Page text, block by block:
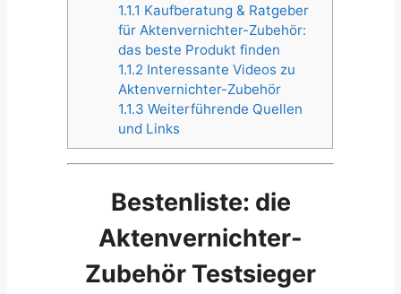
1.1.1 Kaufberatung & Ratgeber
für Aktenvernichter-Zubehör:
das beste Produkt finden
1.1.2 Interessante Videos zu
Aktenvernichter-Zubehör
1.1.3 Weiterführende Quellen
und Links
Bestenliste: die
Aktenvernichter-
Zubehör Testsieger